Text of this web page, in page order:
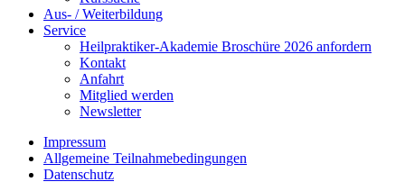
Aus- / Weiterbildung
Service
Heilpraktiker-Akademie Broschüre 2026 anfordern
Kontakt
Anfahrt
Mitglied werden
Newsletter
Impressum
Allgemeine Teilnahmebedingungen
Datenschutz